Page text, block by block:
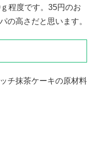
程度です。35円のお
の高さだと思います。
チ抹茶ケーキの原材料